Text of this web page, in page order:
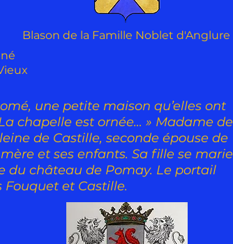
Blason de la Famille Noblet d'Anglure
une petite maison qu’elles ont
chapelle est ornée… » Madame de
de Castille, seconde épouse de
et ses enfants. Sa fille se marie
du château de Pomay. Le portail
Fouquet et Castille.